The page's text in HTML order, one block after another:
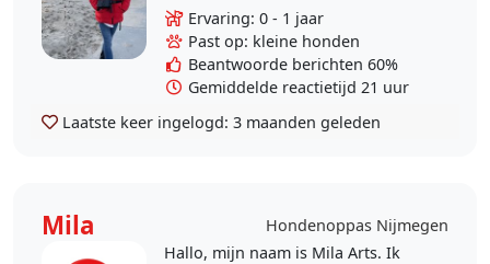
vorige hondje heb ik vorig jaar in
moeten laten slapen. Dit doet nog
iedere dag..
Ervaring: 0 - 1 jaar
Past op: kleine honden
Beantwoorde berichten 60%
Gemiddelde reactietijd 21 uur
Laatste keer ingelogd: 3 maanden geleden
Mila
Hondenoppas Nijmegen
Hallo, mijn naam is Mila Arts. Ik